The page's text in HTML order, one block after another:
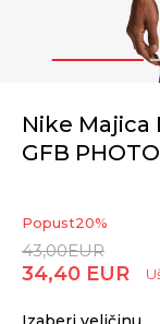
1
Nike Majica
GFB PHOTO
Popust20%
43,00EUR
34,40 EUR